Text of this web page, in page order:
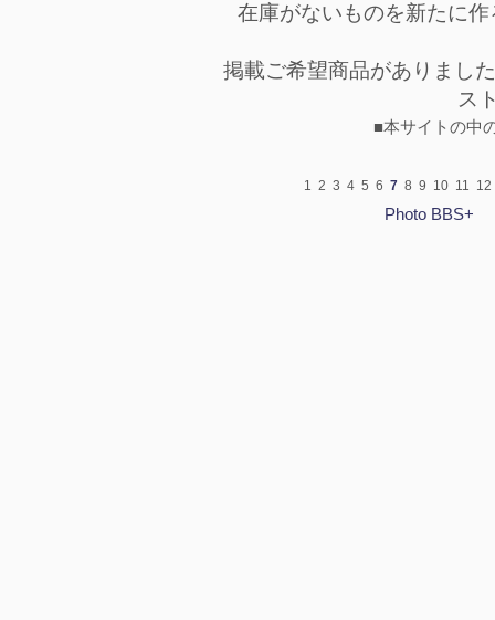
在庫がないものを新たに
掲載ご希望商品がありまし
ス
■本サイトの中
1 2 3 4 5 6 7 8 9 10 11 12
Photo BBS+